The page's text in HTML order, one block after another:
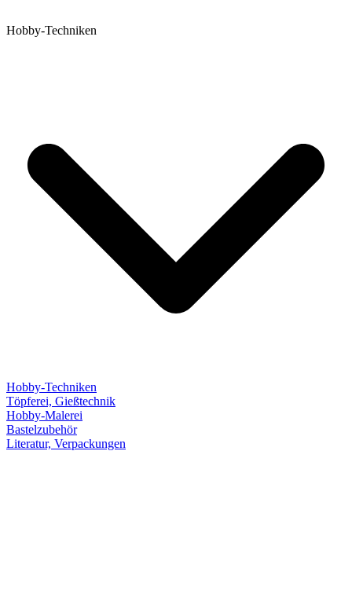
Hobby-Techniken
Hobby-Techniken
Töpferei, Gießtechnik
Hobby-Malerei
Bastelzubehör
Literatur, Verpackungen